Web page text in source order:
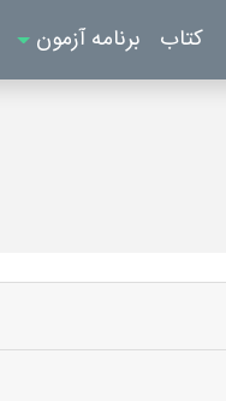
کتاب برنامه آزمون